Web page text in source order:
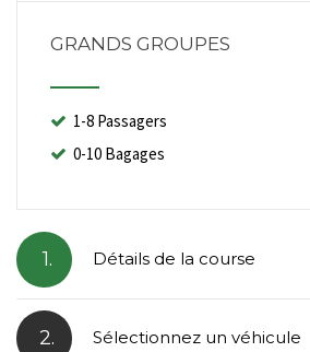
GRANDS GROUPES
1-8 Passagers
0-10 Bagages
1. Détails de la course
2. Sélectionnez un véhicule